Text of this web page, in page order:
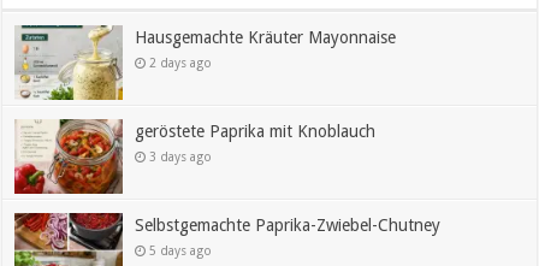
Hausgemachte Kräuter Mayonnaise
2 days ago
geröstete Paprika mit Knoblauch
3 days ago
Selbstgemachte Paprika-Zwiebel-Chutney
5 days ago